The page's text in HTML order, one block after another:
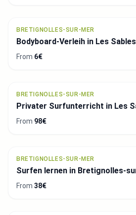
BRETIGNOLLES-SUR-MER
Bodyboard-Verleih in Les
From 6€
BRETIGNOLLES-SUR-MER
Privater Surfunterricht in Les
From 98€
BRETIGNOLLES-SUR-MER
Surfen lernen in Bretignolles-
From 38€